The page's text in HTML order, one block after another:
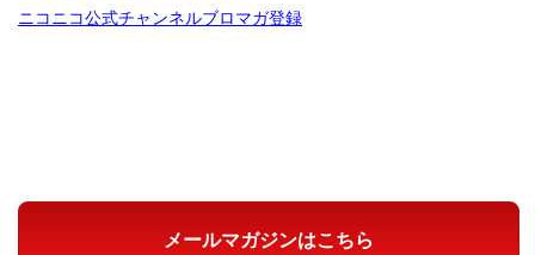
ニコニコ公式チャンネルブロマガ登録
メールマガジンはこちら